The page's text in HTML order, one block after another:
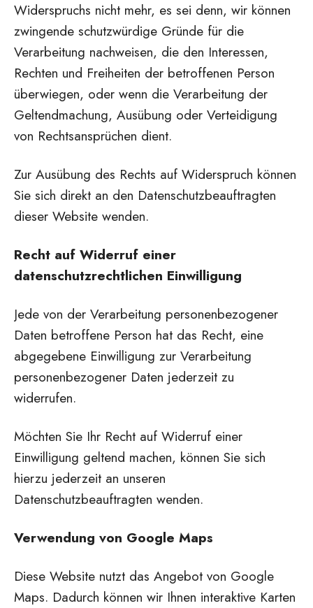
Widerspruchs nicht mehr, es sei denn, wir können
zwingende schutzwürdige Gründe für die
Verarbeitung nachweisen, die den Interessen,
Rechten und Freiheiten der betroffenen Person
überwiegen, oder wenn die Verarbeitung der
Geltendmachung, Ausübung oder Verteidigung
von Rechtsansprüchen dient.
Zur Ausübung des Rechts auf Widerspruch können
Sie sich direkt an den Datenschutzbeauftragten
dieser Website wenden.
Recht auf Widerruf einer
datenschutzrechtlichen Einwilligung
Jede von der Verarbeitung personenbezogener
Daten betroffene Person hat das Recht, eine
abgegebene Einwilligung zur Verarbeitung
personenbezogener Daten jederzeit zu
widerrufen.
Möchten Sie Ihr Recht auf Widerruf einer
Einwilligung geltend machen, können Sie sich
hierzu jederzeit an unseren
Datenschutzbeauftragten wenden.
Verwendung von Google Maps
Diese Website nutzt das Angebot von Google
Maps. Dadurch können wir Ihnen interaktive Karten